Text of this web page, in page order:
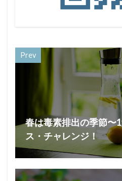
Prev
春は毒素排出の季節〜
ス・チャレンジ！